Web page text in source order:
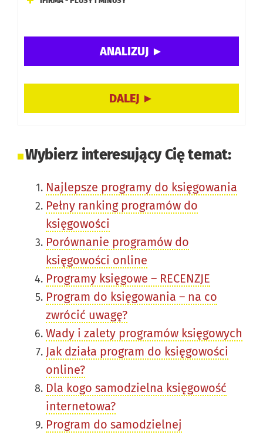
księgowanie, obsługa amortyzacji, JPK, integrator
drukarek fiskalnych.
Integracja z bankowością, sklepami online oraz
współpraca z KSeF.
Wybierz interesujący Cię temat:
Najlepsze programy do księgowania
Pełny ranking programów do
księgowości
Porównanie programów do
księgowości online
Programy księgowe – RECENZJE
Program do księgowania – na co
zwrócić uwagę?
Wady i zalety programów księgowych
Jak działa program do księgowości
online?
Dla kogo samodzielna księgowość
internetowa?
Program do samodzielnej